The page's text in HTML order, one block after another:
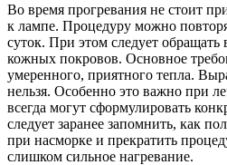
Во время прогревания не стоит
к лампе. Процедуру можно
суток. При этом следует обращать
кожных покровов. Основное
умеренного, приятного тепла.
нельзя. Особенно это важно при
всегда могут сформулировать
следует заранее запомнить, как
при насморке и прекратить
слишком сильное нагревание.